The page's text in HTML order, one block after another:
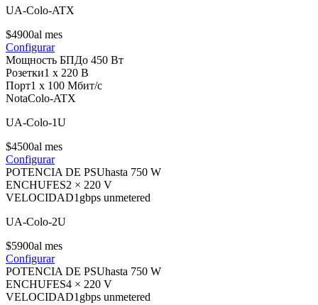
UA-Colo-ATX
$4900al mes
Configurar
Мощность БПДо 450 Вт
Розетки1 х 220 В
Порт1 х 100 Мбит/с
NotaColo-ATX
UA-Colo-1U
$4500al mes
Configurar
POTENCIA DE PSUhasta 750 W
ENCHUFES2 × 220 V
VELOCIDAD1gbps unmetered
UA-Colo-2U
$5900al mes
Configurar
POTENCIA DE PSUhasta 750 W
ENCHUFES4 × 220 V
VELOCIDAD1gbps unmetered